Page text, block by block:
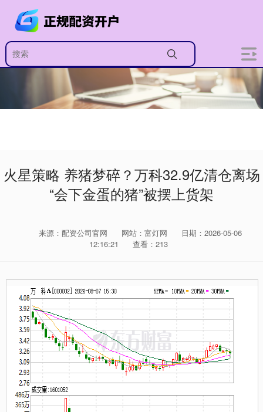
火星策略 养猪梦碎？万科32.9亿清仓离场
“会下金蛋的猪”被摆上货架
来源：配资公司官网 网站：富灯网
日期：2026-05-06
12:16:21
查看：213